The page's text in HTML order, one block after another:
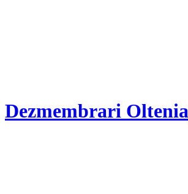
Dezmembrari Oltenia